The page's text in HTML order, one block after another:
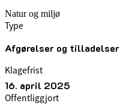
Natur og miljø
Type
Afgørelser og tilladelser
Klagefrist
16. april 2025
Offentliggjort